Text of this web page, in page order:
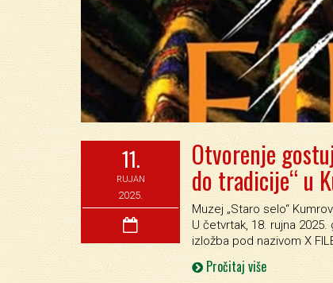
11.
RUJAN
2025.
Otvorenje
do tradicije“ u
Muzej „Staro selo“
U četvrtak, 18. rujna
izložba pod nazivom X
Pročitaj više